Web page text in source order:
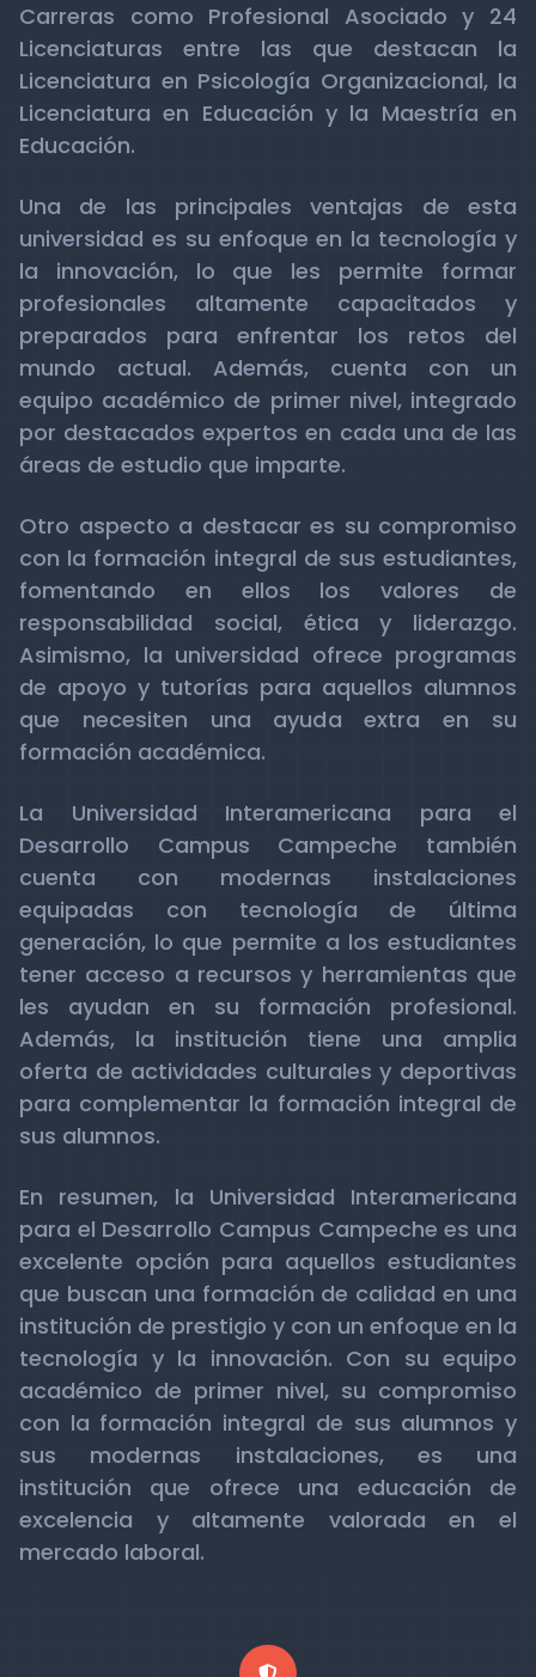
Carreras como Profesional Asociado y 24
Licenciaturas entre las que destacan la
Licenciatura en Psicología Organizacional, la
Licenciatura en Educación y la Maestría en
Educación.
Una de las principales ventajas de esta
universidad es su enfoque en la tecnología y
la innovación, lo que les permite formar
profesionales altamente capacitados y
preparados para enfrentar los retos del
mundo actual. Además, cuenta con un
equipo académico de primer nivel, integrado
por destacados expertos en cada una de las
áreas de estudio que imparte.
Otro aspecto a destacar es su compromiso
con la formación integral de sus estudiantes,
fomentando en ellos los valores de
responsabilidad social, ética y liderazgo.
Asimismo, la universidad ofrece programas
de apoyo y tutorías para aquellos alumnos
que necesiten una ayuda extra en su
formación académica.
La Universidad Interamericana para el
Desarrollo Campus Campeche también
cuenta con modernas instalaciones
equipadas con tecnología de última
generación, lo que permite a los estudiantes
tener acceso a recursos y herramientas que
les ayudan en su formación profesional.
Además, la institución tiene una amplia
oferta de actividades culturales y deportivas
para complementar la formación integral de
sus alumnos.
En resumen, la Universidad Interamericana
para el Desarrollo Campus Campeche es una
excelente opción para aquellos estudiantes
que buscan una formación de calidad en una
institución de prestigio y con un enfoque en la
tecnología y la innovación. Con su equipo
académico de primer nivel, su compromiso
con la formación integral de sus alumnos y
sus modernas instalaciones, es una
institución que ofrece una educación de
excelencia y altamente valorada en el
mercado laboral.